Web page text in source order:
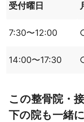
受付曜日
7:30〜12:00
14:00〜17:30
この整骨院・
下の院も一緒